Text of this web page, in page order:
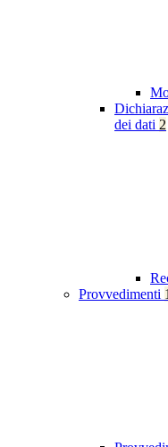
dei dati 2
Provvedimenti